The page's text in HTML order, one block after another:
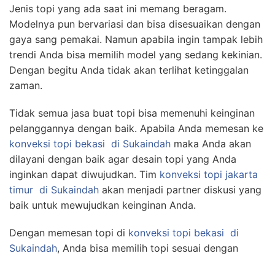
Jenis topi yang ada saat ini memang beragam.
Modelnya pun bervariasi dan bisa disesuaikan dengan
gaya sang pemakai. Namun apabila ingin tampak lebih
trendi Anda bisa memilih model yang sedang kekinian.
Dengan begitu Anda tidak akan terlihat ketinggalan
zaman.
Tidak semua jasa buat topi bisa memenuhi keinginan
pelanggannya dengan baik. Apabila Anda memesan ke
konveksi topi bekasi di Sukaindah maka Anda akan
dilayani dengan baik agar desain topi yang Anda
inginkan dapat diwujudkan. Tim konveksi topi jakarta
timur di Sukaindah akan menjadi partner diskusi yang
baik untuk mewujudkan keinginan Anda.
Dengan memesan topi di konveksi topi bekasi di
Sukaindah, Anda bisa memilih topi sesuai dengan